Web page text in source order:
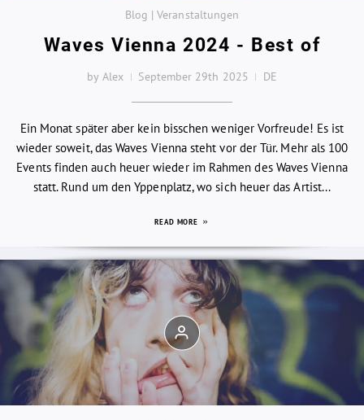
Blog | Veranstaltungen
Waves Vienna 2024 - Best of
by Alex September 29th 2025 DE
Ein Monat später aber kein bisschen weniger Vorfreude! Es ist
wieder soweit, das Waves Vienna steht vor der Tür. Mehr als 100
Events finden auch heuer wieder im Rahmen des Waves Vienna
statt. Rund um den Yppenplatz, wo sich heuer das Artist...
READ MORE